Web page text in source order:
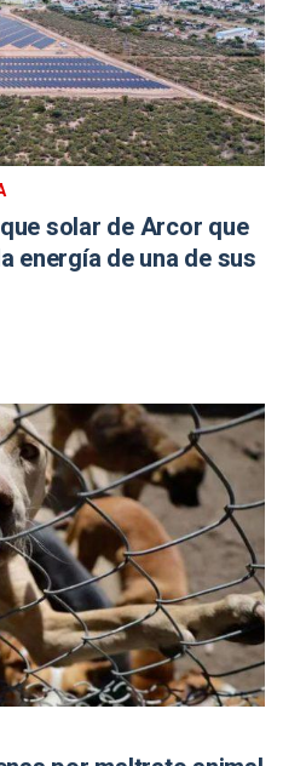
solar de Arcor que
energía de una de sus